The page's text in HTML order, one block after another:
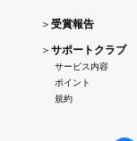
＞ 受賞報告
＞ サポートクラブ
サービス内容
ポイント
規約